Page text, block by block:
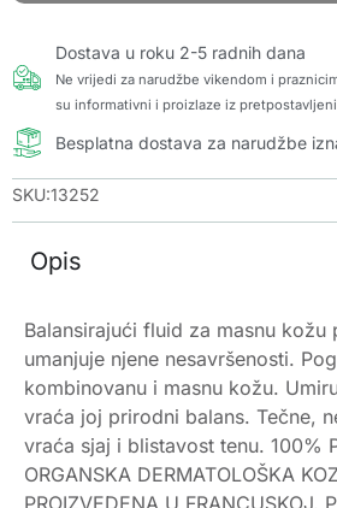
Dostava u roku 2-5 radnih dana
Ne vrijedi za narudžbe vikendom i
su informativni i proizlaze iz
Besplatna dostava za narudžbe
SKU:13252
Opis
Balansirajući fluid za masnu kožu
umanjuje njene nesavršenosti.
kombinovanu i masnu kožu.
vraća joj prirodni balans. Tečne,
vraća sjaj i blistavost tenu. 100%
ORGANSKA DERMATOLOŠKA
PROIZVEDENA U FRANCUSKOJ,